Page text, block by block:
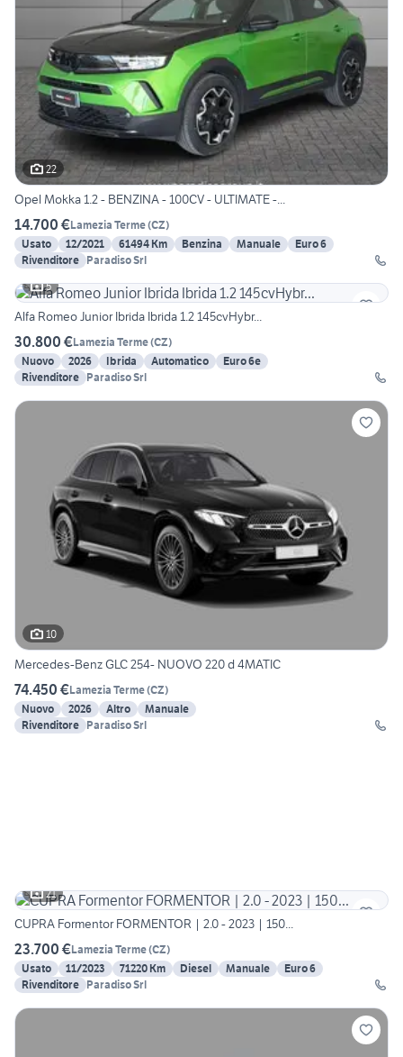
22
Opel Mokka 1.2 - BENZINA - 100CV - ULTIMATE -...
14.700 €Lamezia Terme(CZ)
Usato
12/2021 61494 Km Benzina Manuale
Euro 6
Rivenditore Paradiso Srl
5
Alfa Romeo Junior Ibrida Ibrida 1.2 145cvHybr...
30.800 €Lamezia Terme(CZ)
Nuovo
2026 Ibrida Automatico
Euro 6e
Rivenditore Paradiso Srl
10
Mercedes-Benz GLC 254- NUOVO 220 d 4MATIC
74.450 €Lamezia Terme(CZ)
Nuovo
2026 Altro
Manuale
Rivenditore Paradiso Srl
21
CUPRA Formentor FORMENTOR | 2.0 - 2023 | 150...
23.700 €Lamezia Terme(CZ)
Usato
11/2023 71220 Km Diesel Manuale
Euro 6
Rivenditore Paradiso Srl